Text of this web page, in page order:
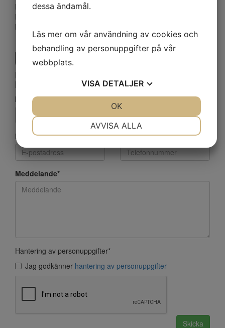
E-mail:kent@akarensverige.se
E-mail:
Kundtjänst:
Ångra köp
Kontakta mig så ringer vi och berättar mer
hur du kan hamna på rätt väg
Namn* Företag
E-postadress* Telefonnummer
Meddelande*
Hantering av personuppgifter*
Jag godkänner hantering av personuppgifter
Skicka
dessa ändamål.
Läs mer om vår användning av cookies och
behandling av personuppgifter på vår
webbplats.
VISA DETALJER
MARKNADSFÖRING STATISTIK
AVVISA ALLA
OK